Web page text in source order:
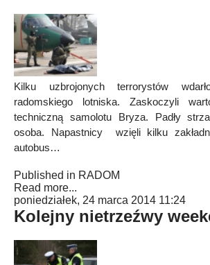
Kilku uzbrojonych terrorystów
radomskiego lotniska. Zaskoczyli
techniczną samolotu Bryza. Padły
osoba. Napastnicy wzięli kilku
autobus…
Published in RADOM
Read more...
poniedziałek, 24 marca 2014 11:24
Kolejny nietrzeźwy